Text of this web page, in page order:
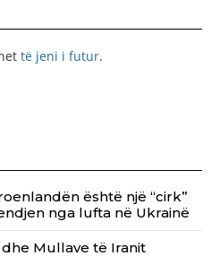
të jeni i futur.
është një “cirk”
nga lufta në Ukrainë
Mullave të Iranit